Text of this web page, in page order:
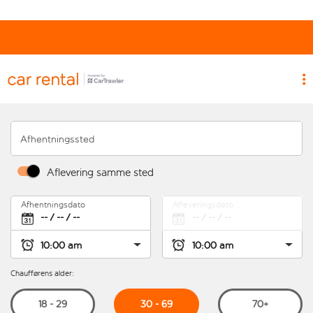
Afhentningssted
Aflevering samme sted
Afhentningsdato
Chaufførens alder:
18 - 29 30 - 69 70+